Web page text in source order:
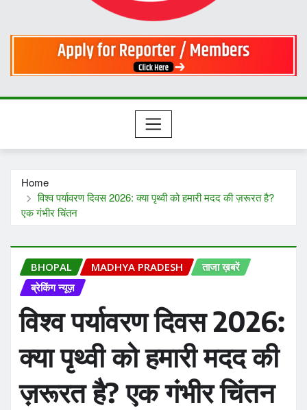
Home
विश्व पर्यावरण दिवस 2026: क्या पृथ्वी को हमारी मदद की ज़रूरत है?
एक गंभीर चिंतन
BHOPAL MADHYA PRADESH
ताजा ख़बरें
ब्रेकिंग न्यूज़
विश्व पर्यावरण दिवस 2026:
क्या पृथ्वी को हमारी मदद की
ज़रूरत है? एक गंभीर चिंतन